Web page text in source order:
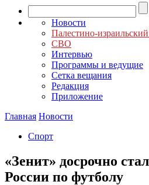
Новости
Палестино-
СВО
Интервью
Программы и ведущие
Сетка вещания
Редакция
Приложение
Главная Новости
Спорт
«Зенит» досрочно
России по футболу